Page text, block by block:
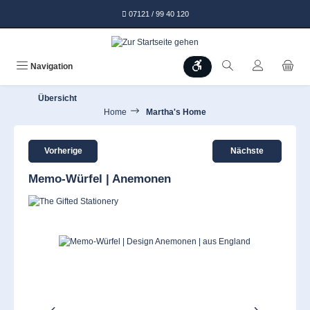
07121 / 99 40 120
Navigation Werkzeugleiste anzeigen
Übersicht
Home
Martha's Home
Vorherige Nächste
Memo-Würfel | Anemonen
Bildergalerie überspringen